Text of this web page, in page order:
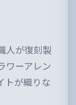
人が復刻製
ワーアレン
トが織りな